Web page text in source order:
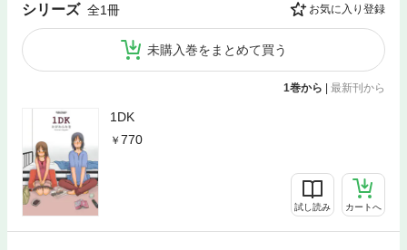
シリーズ 全1冊 お気に入り登録
未購入巻をまとめて買う
1巻から | 最新刊から
1DK
770
試し読み カートへ